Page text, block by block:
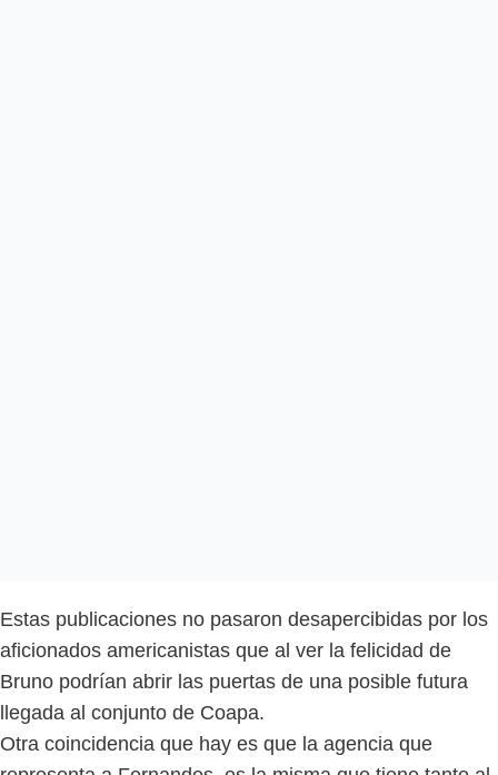
Estas publicaciones no pasaron desapercibidas por los
aficionados americanistas que al ver la felicidad de
Bruno podrían abrir las puertas de una posible futura
llegada al conjunto de Coapa.
Otra coincidencia que hay es que la agencia que